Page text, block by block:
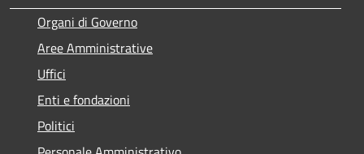
Organi di Governo
Aree Amministrative
Uffici
Enti e fondazioni
Politici